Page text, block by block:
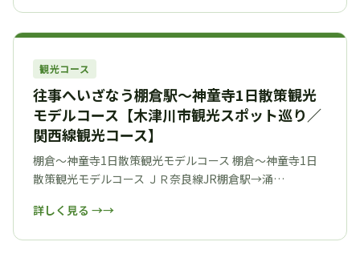
観光コース
往事へいざなう棚倉駅～神童寺1日散策観光
モデルコース【木津川市観光スポット巡り／
関西線観光コース】
棚倉～神童寺1日散策観光モデルコース 棚倉～神童寺1日
散策観光モデルコース ＪＲ奈良線JR棚倉駅→涌…
詳しく見る →